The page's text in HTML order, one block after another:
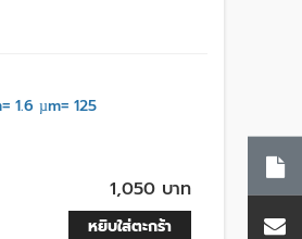
1.6 µm= 125
1,050 บาท
หยิบใส่ตะกร้า